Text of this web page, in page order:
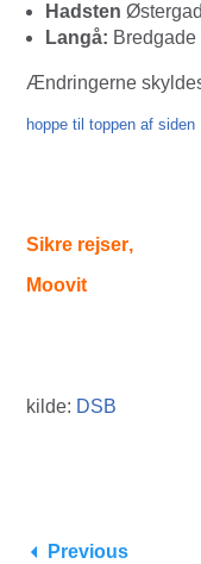
Hadsten
Langå:
Ændringerne
hoppe til toppen af siden
Sikre rejser,
Moovit
kilde: DSB
Previous